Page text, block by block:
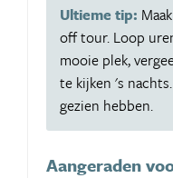
Ultieme tip:
off tour. Loop
mooie plek,
te kijken 's
gezien hebben.
Aangeraden